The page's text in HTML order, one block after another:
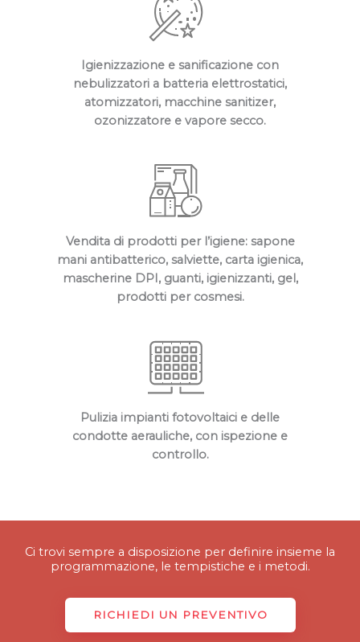
Igienizzazione e sanificazione con
nebulizzatori a batteria elettrostatici,
atomizzatori, macchine sanitizer,
ozonizzatore e vapore secco​.
Vendita di prodotti per l’igiene: sapone
mani antibatterico, salviette, carta igienica,
mascherine DPI, guanti, igienizzanti, gel,
prodotti per cosmesi​.
Pulizia impianti fotovoltaici e delle
condotte aerauliche, con ispezione e
controllo​.
Ci trovi sempre a disposizione per definire insieme la
programmazione, le tempistiche e i metodi.
RICHIEDI UN PREVENTIVO